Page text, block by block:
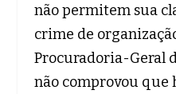
não permitem sua
crime de
Procuradoria-Geral
não comprovou que